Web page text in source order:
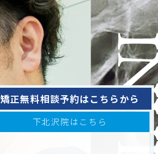
矯正無料相談予約はこちらから
下北沢院はこちら